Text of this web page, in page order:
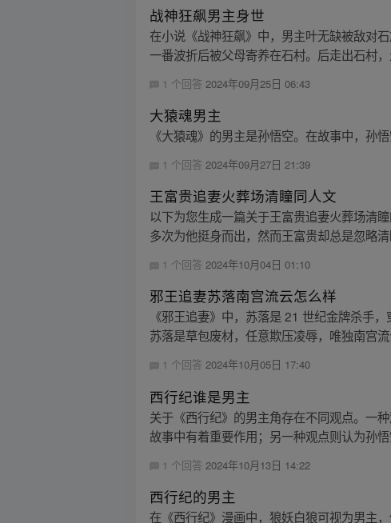
战神狂飙男主身世
在小说《战神狂飙》中，男主叶无缺被敌对
一番波折后被父母寄养在石村。后走出石村
1 个回答 2024年09月25日 06:43
大猿魂男主
《大猿魂》的男主是孙悟空。在故事中，孙
1 个回答2024年09月27日 21:39
王富贵追妻火葬场清瞳同人文
以下为您生成一篇关于王富贵追妻火葬场清
多次为他挺身而出，然而王富贵却总是忽略
1 个回答2024年10月04日 01:10
邪王追妻苏落南宫流云怎么样
《邪王追妻》中，苏落是 21 世纪金牌杀手
苏落是草包废材，任意欺压凌辱，唯独南宫
1 个回答2024年10月05日 17:40
西行纪谁是男主
关于《西行纪》的男主角存在不同观点。一
故事中有着重要作用；另一种观点则认为孙
1 个回答 2024年10月13日 14:22
西行纪的男主
在《西行纪》漫画中，狼妖白狼可视为男主